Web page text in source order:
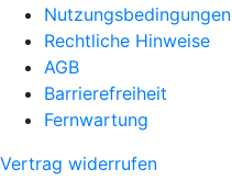
Nutzungsbedingungen
Rechtliche Hinweise
AGB
Barrierefreiheit
Fernwartung
Vertrag widerrufen